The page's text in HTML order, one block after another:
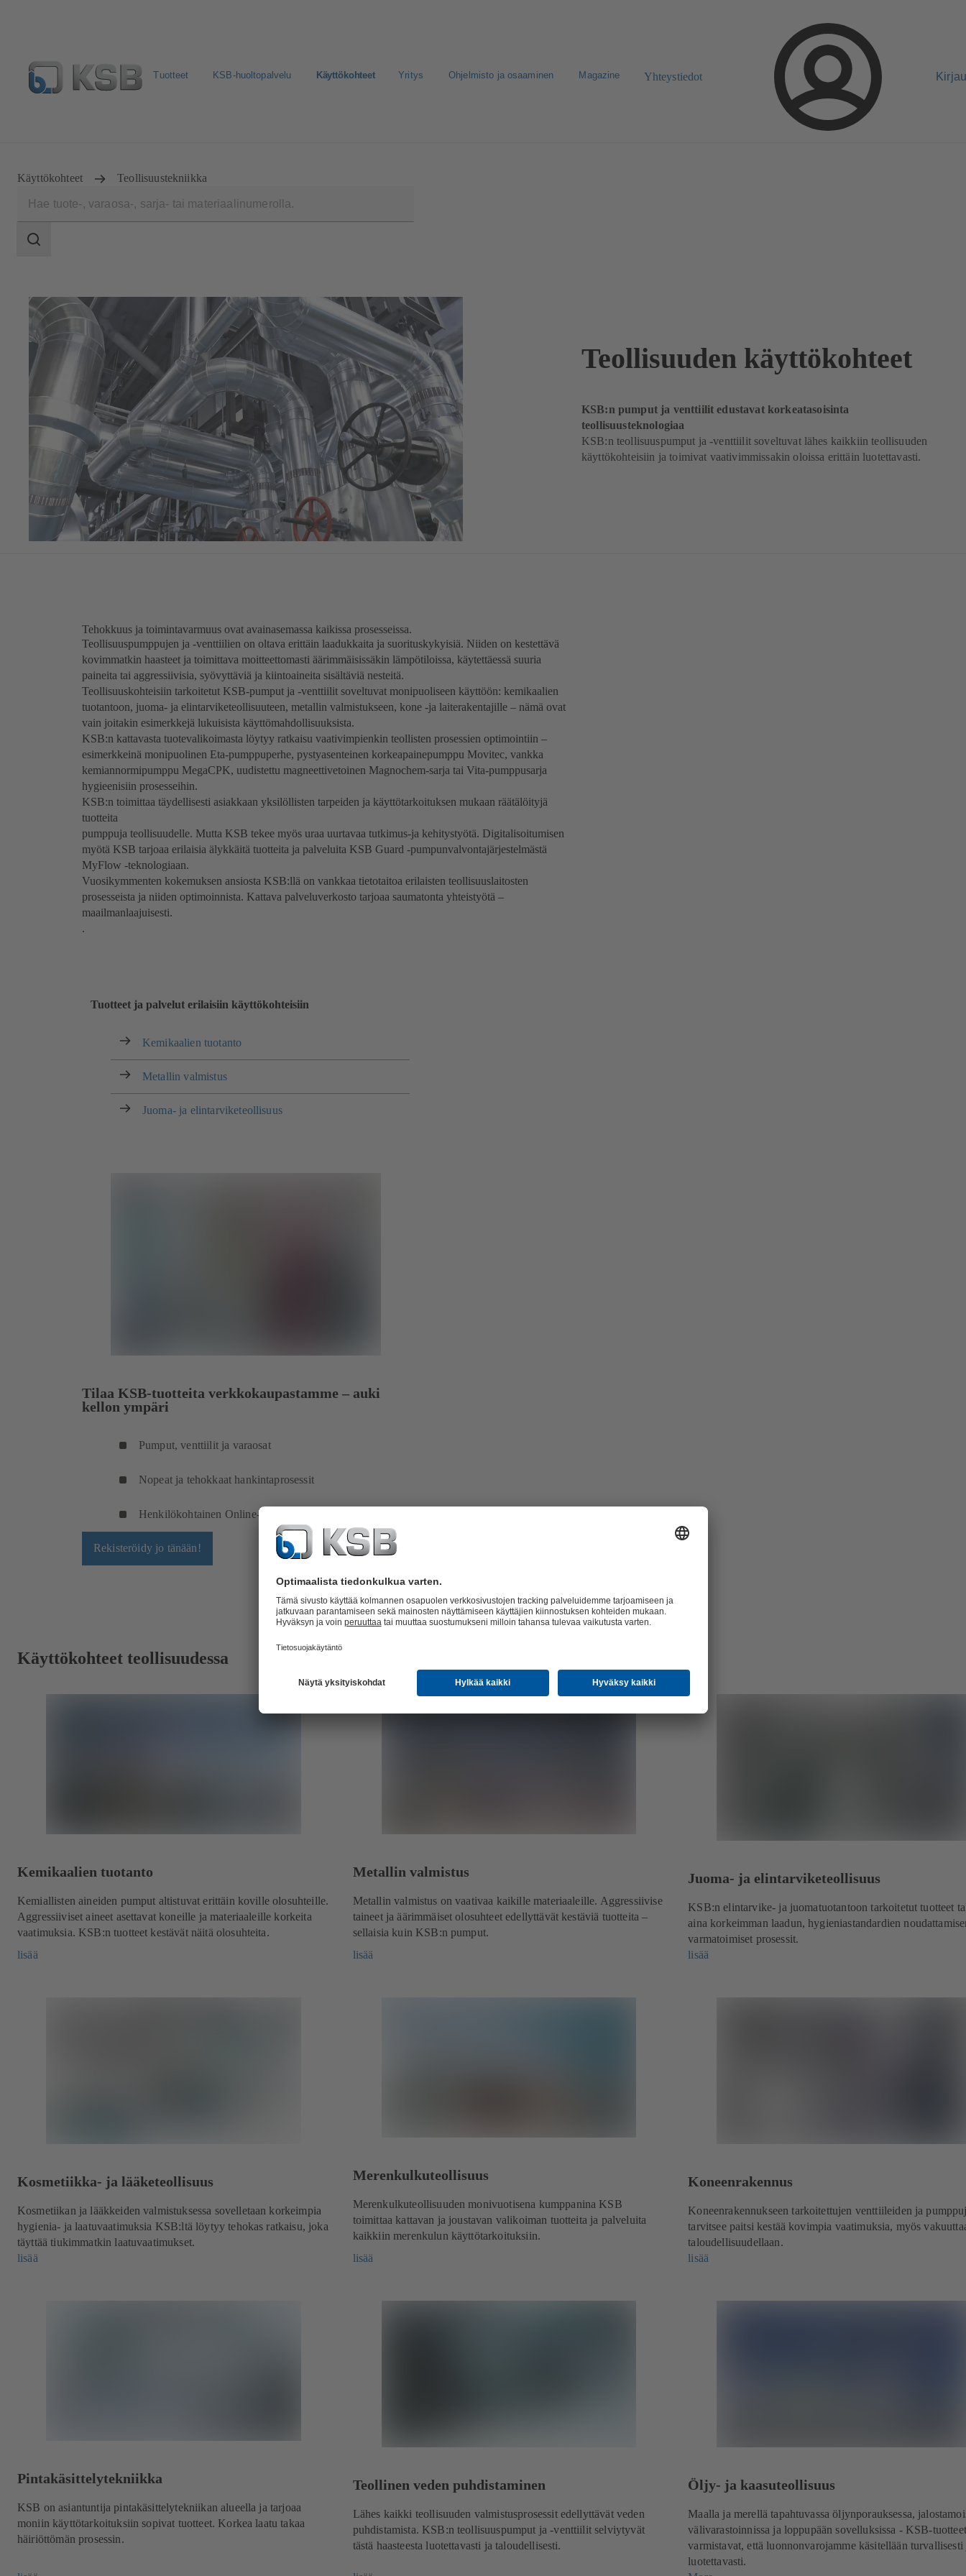
Tuotteet KSB-huoltopalvelu Käyttökohteet Yritys Ohjelmisto ja osaaminen Magazine Yhteystiedot
Käyttökohteet Teollisuustekniikka
laajuus
Haun
Teollisuuden käyttökohteet
KSB:n pumput ja venttiilit edustavat korkeatasoisinta
teollisuusteknologiaa
KSB:n teollisuuspumput ja -venttiilit soveltuvat lähes kaikkiin teollisuuden
käyttökohteisiin ja toimivat vaativimmissakin oloissa erittäin luotettavasti.
Tehokkuus ja toimintavarmuus ovat avainasemassa kaikissa prosesseissa.
Teollisuuspumppujen ja -venttiilien on oltava erittäin laadukkaita ja suorituskykyisiä. Niiden on kestettävä
kovimmatkin haasteet ja toimittava moitteettomasti äärimmäisissäkin lämpötiloissa, käytettäessä suuria
paineita tai aggressiivisia, syövyttäviä ja kiintoaineita sisältäviä nesteitä.
Teollisuuskohteisiin tarkoitetut KSB-pumput ja -venttiilit soveltuvat monipuoliseen käyttöön: kemikaalien
tuotantoon, juoma- ja elintarviketeollisuuteen, metallin valmistukseen, kone -ja laiterakentajille – nämä ovat
vain joitakin esimerkkejä lukuisista käyttömahdollisuuksista.
KSB:n kattavasta tuotevalikoimasta löytyy ratkaisu vaativimpienkin teollisten prosessien optimointiin –
esimerkkeinä monipuolinen Eta-pumppuperhe, pystyasenteinen korkeapainepumppu Movitec, vankka
kemiannormipumppu MegaCPK, uudistettu magneettivetoinen Magnochem-sarja tai Vita-pumppusarja
hygieenisiin prosesseihin.
KSB:n toimittaa täydellisesti asiakkaan yksilöllisten tarpeiden ja käyttötarkoituksen mukaan räätälöityjä
tuotteita
pumppuja teollisuudelle. Mutta KSB tekee myös uraa uurtavaa tutkimus-ja kehitystyötä. Digitalisoitumisen
myötä KSB tarjoaa erilaisia älykkäitä tuotteita ja palveluita KSB Guard -pumpunvalvontajärjestelmästä
MyFlow -teknologiaan.
Vuosikymmenten kokemuksen ansiosta KSB:llä on vankkaa tietotaitoa erilaisten teollisuuslaitosten
prosesseista ja niiden optimoinnista. Kattava palveluverkosto tarjoaa saumatonta yhteistyötä –
maailmanlaajuisesti.
.
Tuotteet ja palvelut erilaisiin käyttökohteisiin
Kemikaalien tuotanto
Metallin valmistus
Juoma- ja elintarviketeollisuus
Tilaa KSB-tuotteita verkkokaupastamme – auki
kellon ympäri
Pumput, venttiilit ja varaosat
Nopeat ja tehokkaat hankintaprosessit
Henkilökohtainen Online-Business-Cockpit
Rekisteröidy jo tänään!
Käyttökohteet teollisuudessa
Kemikaalien tuotanto
Kemiallisten aineiden pumput altistuvat erittäin koville olosuhteille.
Aggressiiviset aineet asettavat koneille ja materiaaleille korkeita
vaatimuksia. KSB:n tuotteet kestävät näitä olosuhteita.
lisää
Metallin valmistus
Metallin valmistus on vaativaa kaikille materiaaleille. Aggressiivise
taineet ja äärimmäiset olosuhteet edellyttävät kestäviä tuotteita –
sellaisia kuin KSB:n pumput.
lisää
Juoma- ja elintarviketeollisuus
KSB:n elintarvike- ja juomatuotantoon tarkoitetut tuotteet
aina korkeimman laadun, hygieniastandardien
varmatoimiset prosessit.
lisää
Kosmetiikka- ja lääketeollisuus
Kosmetiikan ja lääkkeiden valmistuksessa sovelletaan korkeimpia
hygienia- ja laatuvaatimuksia KSB:ltä löytyy tehokas ratkaisu, joka
täyttää tiukimmatkin laatuvaatimukset.
lisää
Merenkulkuteollisuus
Merenkulkuteollisuuden monivuotisena kumppanina KSB
toimittaa kattavan ja joustavan valikoiman tuotteita ja palveluita
kaikkiin merenkulun käyttötarkoituksiin.
lisää
Koneenrakennus
Koneenrakennukseen tarkoitettujen venttiileiden ja
tarvitsee paitsi kestää kovimpia vaatimuksia, myös
taloudellisuudellaan.
lisää
Pintakäsittelytekniikka
KSB on asiantuntija pintakäsittelytekniikan alueella ja tarjoaa
moniin käyttötarkoituksiin sopivat tuotteet. Korkea laatu takaa
häiriöttömän prosessin.
Teollinen veden puhdistaminen
Lähes kaikki teollisuuden valmistusprosessit edellyttävät veden
puhdistamista. KSB:n teollisuuspumput ja -venttiilit selviytyvät
tästä haasteesta luotettavasti ja taloudellisesti.
Öljy- ja kaasuteollisuus
Maalla ja merellä tapahtuvassa öljynporauksessa,
välivarastoinnissa ja loppupään sovelluksissa - KSB-tuotteet
varmistavat, että luonnonvarojamme käsitellään turvallisesti
luotettavasti.